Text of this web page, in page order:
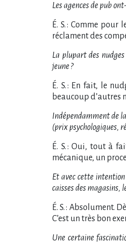
Les agences de pub
É. S. : Comme
réclament des
La plupart des
jeune ?
É. S. : En fait, le
beaucoup d’autres
Indépendamment de
(prix psychologiques,
É. S. : Oui, tout à
mécanique, un
Et avec cette
caisses des magasins,
É. S. : Absolument.
C’est un très bon
Une certaine